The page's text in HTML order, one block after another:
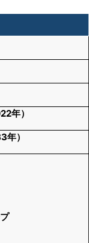
年）
年）